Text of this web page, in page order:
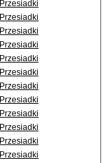
Przesiadki
Przesiadki
Przesiadki
Przesiadki
Przesiadki
Przesiadki
Przesiadki
Przesiadki
Przesiadki
Przesiadki
Przesiadki
Przesiadki